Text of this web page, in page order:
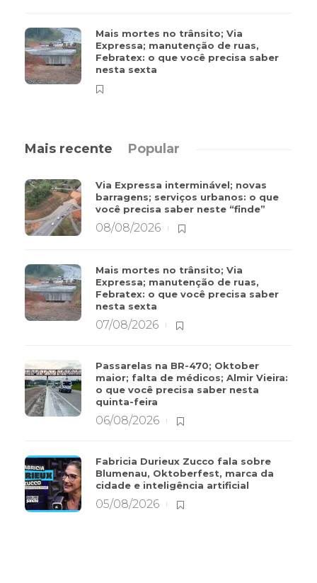
Mais mortes no trânsito; Via
Expressa; manutenção de ruas,
Febratex: o que você precisa saber
nesta sexta
Mais recente Popular
Via Expressa interminável; novas
barragens; serviços urbanos: o que
você precisa saber neste “finde”
08/08/2026
Mais mortes no trânsito; Via
Expressa; manutenção de ruas,
Febratex: o que você precisa saber
nesta sexta
07/08/2026
Passarelas na BR-470; Oktober
maior; falta de médicos; Almir Vieira:
o que você precisa saber nesta
quinta-feira
06/08/2026
Fabricia Durieux Zucco fala sobre
Blumenau, Oktoberfest, marca da
cidade e inteligência artificial
05/08/2026